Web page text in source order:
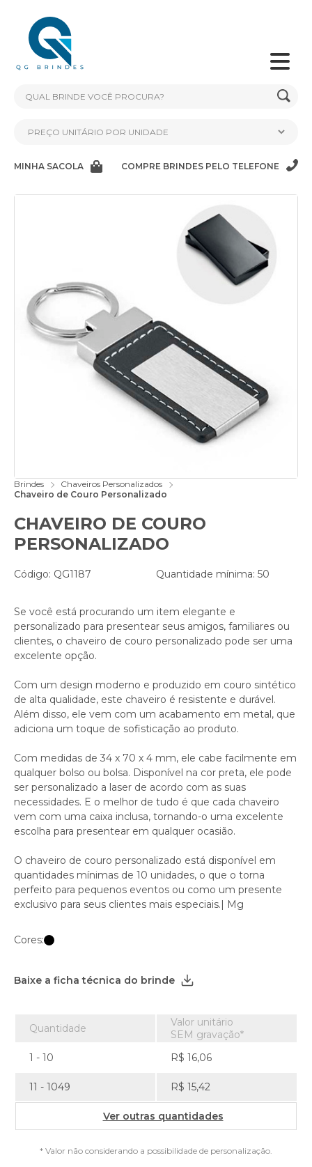
MINHA SACOLA COMPRE BRINDES PELO TELEFONE
Brindes
Chaveiros Personalizados
Chaveiro de Couro Personalizado
CHAVEIRO DE COURO
PERSONALIZADO
Código: QG1187 Quantidade mínima: 50
Se você está procurando um item elegante e
personalizado para presentear seus amigos, familiares ou
clientes, o chaveiro de couro personalizado pode ser uma
excelente opção.
Com um design moderno e produzido em couro sintético
de alta qualidade, este chaveiro é resistente e durável.
Além disso, ele vem com um acabamento em metal, que
adiciona um toque de sofisticação ao produto.
Com medidas de 34 x 70 x 4 mm, ele cabe facilmente em
qualquer bolso ou bolsa. Disponível na cor preta, ele pode
ser personalizado a laser de acordo com as suas
necessidades. E o melhor de tudo é que cada chaveiro
vem com uma caixa inclusa, tornando-o uma excelente
escolha para presentear em qualquer ocasião.
O chaveiro de couro personalizado está disponível em
quantidades mínimas de 10 unidades, o que o torna
perfeito para pequenos eventos ou como um presente
exclusivo para seus clientes mais especiais.| Mg
Cores:
Baixe a ficha técnica do brinde
Quantidade
Valor unitário
SEM gravação*
1 - 10
R$ 16,06
11 - 1049 R$ 15,42
Ver outras quantidades
* Valor não considerando a possibilidade de personalização.